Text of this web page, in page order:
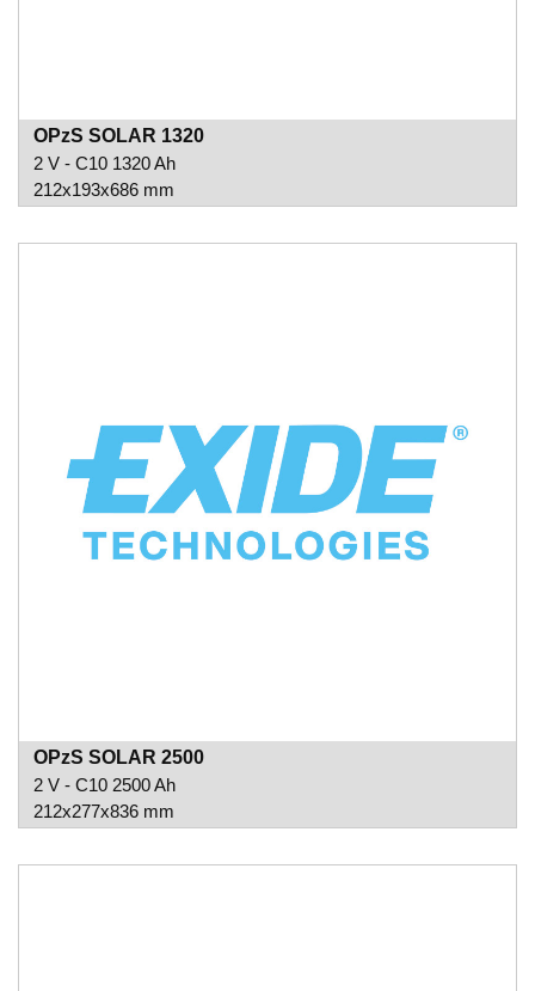
OPzS SOLAR 1320
2 V - C10 1320 Ah
212x193x686 mm
OPzS SOLAR 2500
2 V - C10 2500 Ah
212x277x836 mm